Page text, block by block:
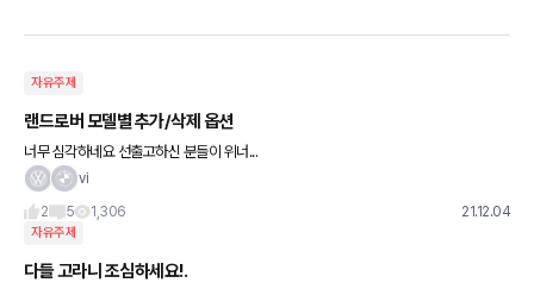
자유주제
랜드로버 모델별 추가/삭제 옵션
너무 심각하네요 선출고하신 분들이 위너...
vi
2
5 1,306 21.12.04
자유주제
다들 고라니 조심하세요!.